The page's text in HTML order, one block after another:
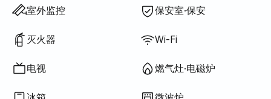
室外监控 保安室·保安
灭火器 Wi-Fi
电视 燃气灶·电磁炉
空调
锅炉（城市燃气）
餐桌及椅子
衣柜
沙发
办公桌
不提供:
电子门锁
不提供:
钥匙锁
不提供:
烘干机
不提供:
公用燃气灶·电磁炉
不提供:
公用冰箱
不提供:
公用微波炉
不提供:
公用洗衣机
不提供:
公用烘干机
不提供:
可加寝具
吹风机
电热水壶
烹饪工具（菜板、刀、剪刀等）
锅具·平底锅
基本餐具（碗、杯等）
电梯
晾衣架
不提供: 浴缸
不提供: 智能马桶盖
不提供: 过滤花洒
不提供: 沐浴露
不提供: 洗发水·护发素
不提供: 香皂
不提供: 卫生纸
不提供: 牙刷
不提供: 牙膏
不提供: 毛巾
不提供: 床垫加垫·折叠床垫
不提供: 百叶窗
不提供: 遮光窗帘
不提供: 扫帚
不提供: 洗衣液
不提供: 衣物柔顺剂
不提供: 洗洁精
不提供: 厨余垃圾袋
不提供: 垃圾袋
不提供: 抹布
不提供: 百洁布
不提供: 吸尘器
不提供: 电饭煲
不提供: 室外烧烤设施
不提供: 免费健身房
不提供: 游泳池
不提供: 免费公共桑拿
不提供: 水疗·按摩浴缸
不提供: 按摩浴缸·桧木浴
不提供: 露台
不提供: 挂衣架
不提供: 矮餐桌
不提供: 沙发床
不提供: 电风扇
不提供: 电热锅炉
不提供: 煤油供暖
不提供: 液化石油气(LPG)
不提供: 可再生能源
不提供: 投影仪
不提供: 有线网络
不提供: 熨斗
不提供: 洗烘一体机